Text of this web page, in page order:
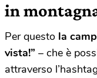
in
Per questo la
vista!” – che è
attraverso